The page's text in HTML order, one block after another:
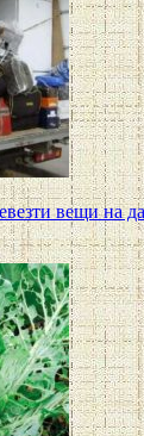
вещи на